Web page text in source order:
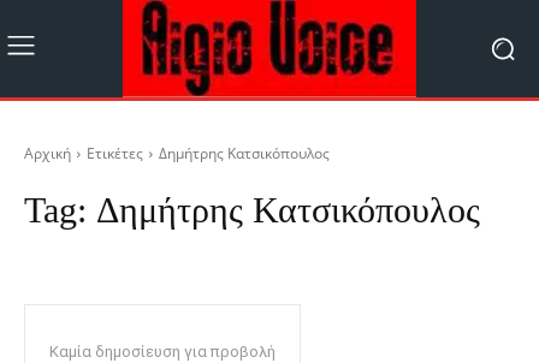
Αρχική Ετικέτες Δημήτρης Κατσικόπουλος
Tag: Δημήτρης Κατσικόπουλος
Καμία δημοσίευση για προβολή